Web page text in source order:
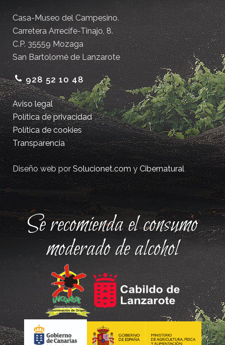
Casa-Museo del Campesino.
Carretera Arrecife-Tinajo, 8.
C.P. 35559 Mozaga
San Bartolomé de Lanzarote
928 52 10 48
Aviso legal
Política de privacidad
Política de cookies
Transparencia
Diseño web porSolucionet.comyCibernatural
Se recomienda el consumo
moderado de alcohol